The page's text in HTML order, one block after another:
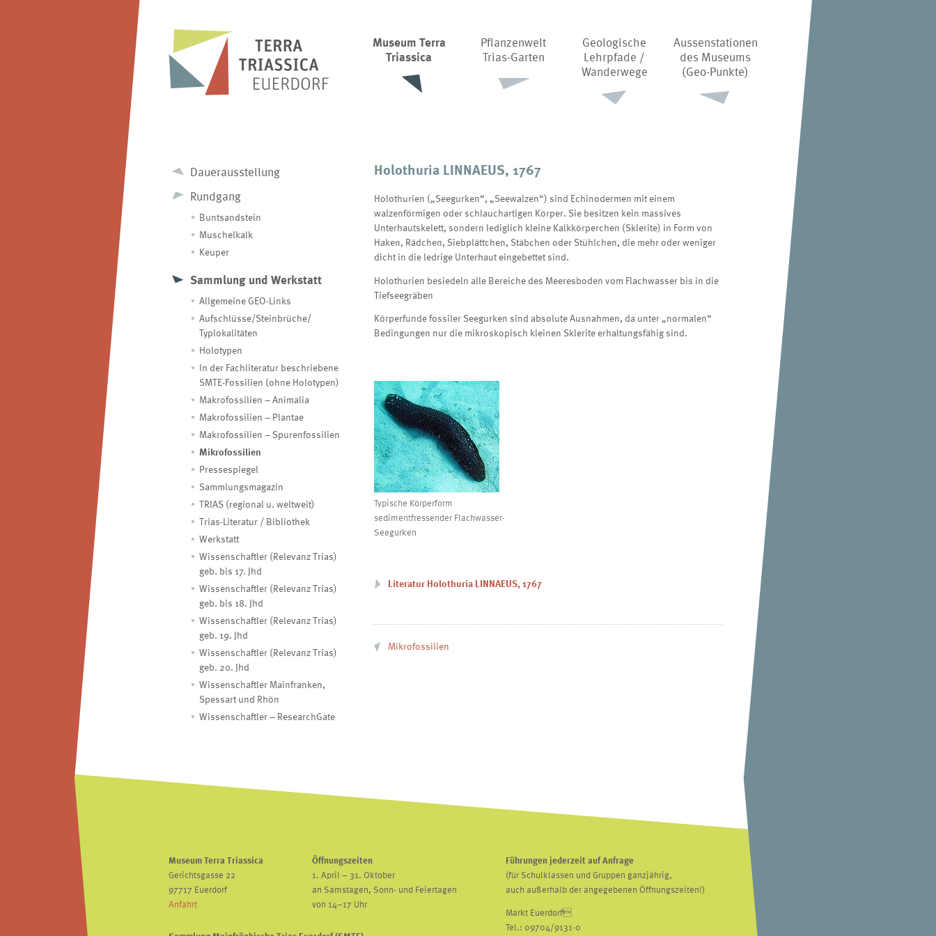
Museum Terra
Triassica
Pflanzenwelt
Trias-Garten
Geologische
Lehrpfade /
Wanderwege
Aussenstationen
des Museums
(Geo-Punkte)
Dauerausstellung
Rundgang
Buntsandstein
Muschelkalk
Keuper
Sammlung und Werkstatt
Allgemeine GEO-Links
Aufschlüsse/Steinbrüche/
Typlokalitäten
Holotypen
In der Fachliteratur beschriebene
SMTE-Fossilien (ohne Holotypen)
Makrofossilien – Animalia
Makrofossilien – Plantae
Makrofossilien – Spurenfossilien
Mikrofossilien
Pressespiegel
Sammlungsmagazin
TRIAS (regional u. weltweit)
Trias-Literatur / Bibliothek
Werkstatt
Wissenschaftler (Relevanz Trias)
geb. bis 17. Jhd
Wissenschaftler (Relevanz Trias)
geb. bis 18. Jhd
Wissenschaftler (Relevanz Trias)
geb. 19. Jhd
Wissenschaftler (Relevanz Trias)
geb. 20. Jhd
Wissenschaftler Mainfranken,
Spessart und Rhön
Wissenschaftler – ResearchGate
Holothuria LINNAEUS, 1767
Holothurien („Seegurken“, „Seewalzen“) sind Echinodermen mit einem
walzenförmigen oder schlauchartigen Körper. Sie besitzen kein massives
Unterhautskelett, sondern lediglich kleine Kalkkörperchen (Sklerite) in Form von
Haken, Rädchen, Siebplättchen, Stäbchen oder Stühlchen, die mehr oder weniger
dicht in die ledrige Unterhaut eingebettet sind.
Holothurien besiedeln alle Bereiche des Meeresboden vom Flachwasser bis in die
Tiefseegräben
Körperfunde fossiler Seegurken sind absolute Ausnahmen, da unter „normalen“
Bedingungen nur die mikroskopisch kleinen Sklerite erhaltungsfähig sind.
Typische Körperform
sedimentfressender Flachwasser-
Seegurken
Literatur Holothuria LINNAEUS, 1767
Mikrofossilien
Museum Terra Triassica
Gerichtsgasse 22
97717 Euerdorf
Anfahrt
Öffnungszeiten
1. April – 31. Oktober
an Samstagen, Sonn- und Feiertagen
von 14–17 Uhr
Führungen jederzeit auf Anfrage
(für Schulklassen und Gruppen ganzjährig,
auch außerhalb der angegebenen Öffnungszeiten!)
Markt Euerdorf
Tel.: 09704/9131-0